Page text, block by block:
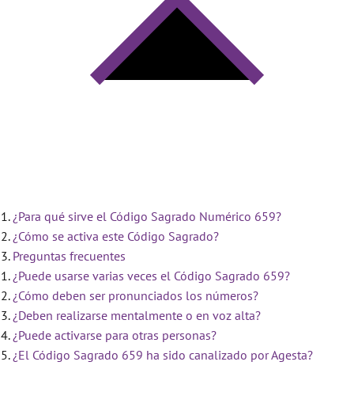
¿Para qué sirve el Código Sagrado Numérico 659?
¿Cómo se activa este Código Sagrado?
Preguntas frecuentes
¿Puede usarse varias veces el Código Sagrado 659?
¿Cómo deben ser pronunciados los números?
¿Deben realizarse mentalmente o en voz alta?
¿Puede activarse para otras personas?
¿El Código Sagrado 659 ha sido canalizado por Agesta?